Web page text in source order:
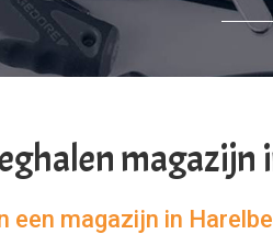
magazijn
een magazijn in